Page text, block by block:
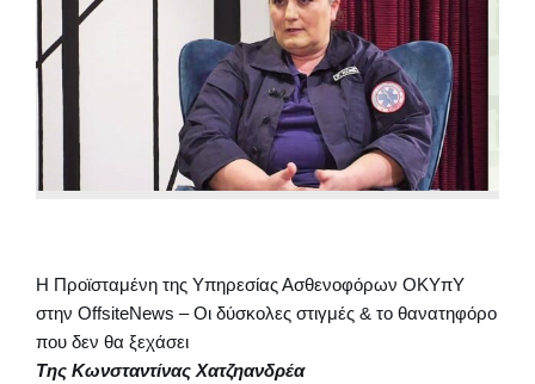
Η Προϊσταμένη της Υπηρεσίας Ασθενοφόρων ΟΚΥπΥ
στην OffsiteNews – Οι δύσκολες στιγμές & το θανατηφόρο
που δεν θα ξεχάσει
Της Κωνσταντίνας Χατζηανδρέα